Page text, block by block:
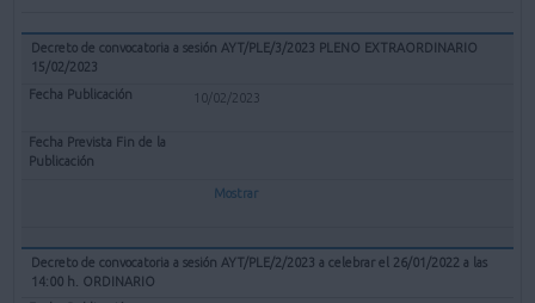
Decreto de convocatoria a sesión AYT/PLE/3/2023 PLENO EXTRAORDINARIO
15/02/2023
10/02/2023
Mostrar
Decreto de convocatoria a sesión AYT/PLE/2/2023 a celebrar el 26/01/2022 a las
14:00 h. ORDINARIO